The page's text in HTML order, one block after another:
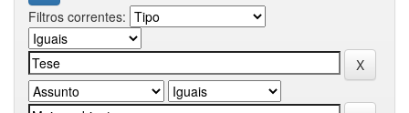
Filtros correntes: